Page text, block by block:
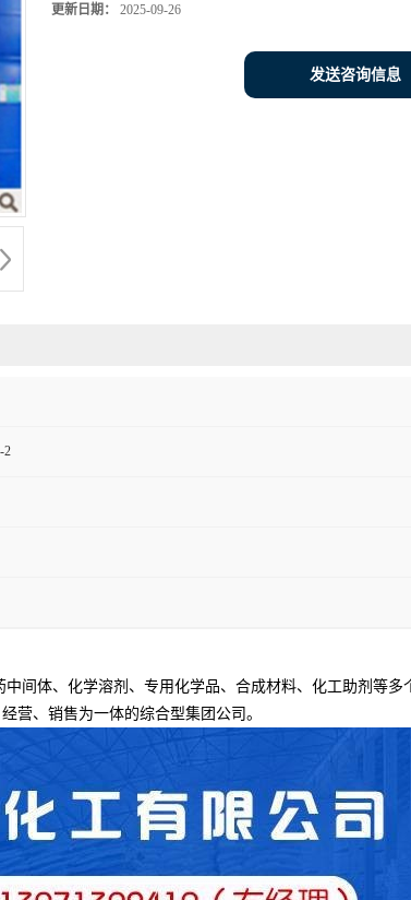
更新日期： 2025-09-26
发送咨询信息
2
间体、化学溶剂、专用化学品、合成材料、化工助剂等
经营、销售为一体的综合型集团公司。